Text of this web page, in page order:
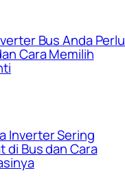
Bus Anda Perlu
Cara Memilih
Inverter Sering
di Bus dan Cara